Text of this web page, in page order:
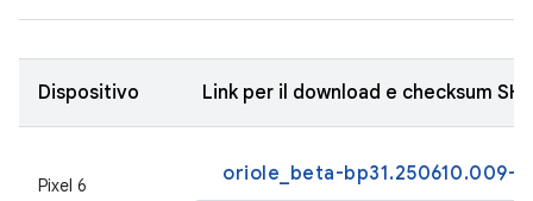
Dispositivo Link per il download e checksum
Pixel 6 oriole_beta-bp31.250610.009-